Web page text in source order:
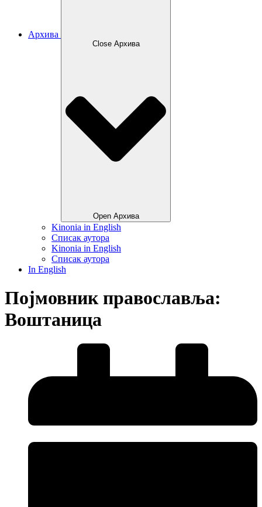
Архива
Close Архива
Open Архива
Kinonia in English
Списак аутора
Kinonia in English
Списак аутора
In English
Појмовник православља:
Воштаница